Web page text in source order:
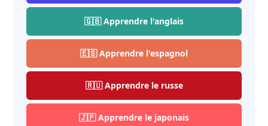
🇬🇧 Apprendre l'anglais
🇪🇸 Apprendre l'espagnol
🇷🇺 Apprendre le russe
🇯🇵 Apprendre le japonais